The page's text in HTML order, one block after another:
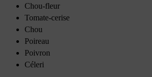
Chou-fleur
Tomate-cerise
Chou
Poireau
Poivron
Céleri